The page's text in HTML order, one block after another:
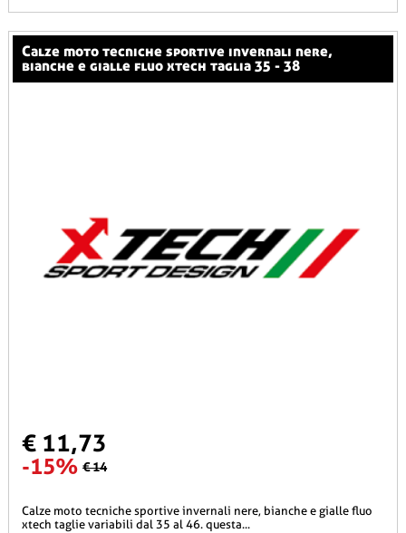
calze moto tecniche sportive invernali nere,
bianche e gialle fluo xtech taglia 35 - 38
€ 11,73
-15% € 14
calze moto tecniche sportive invernali nere, bianche e gialle fluo
xtech taglie variabili dal 35 al 46. questa...